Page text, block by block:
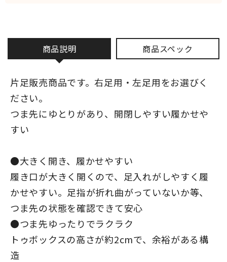
商品説明 商品スペック
片足販売商品です。右足用・左足用をお選びく
ださい。
つま先にゆとりがあり、開閉しやすい履かせや
すい
●大きく開き、履かせやすい
履き口が大きく開くので、足入れがしやすく履
かせやすい。足指が折れ曲がっていないか等、
つま先の状態を確認できて安心
●つま先ゆったりでラクラク
トゥボックスの高さが約2cmで、余裕がある構
造